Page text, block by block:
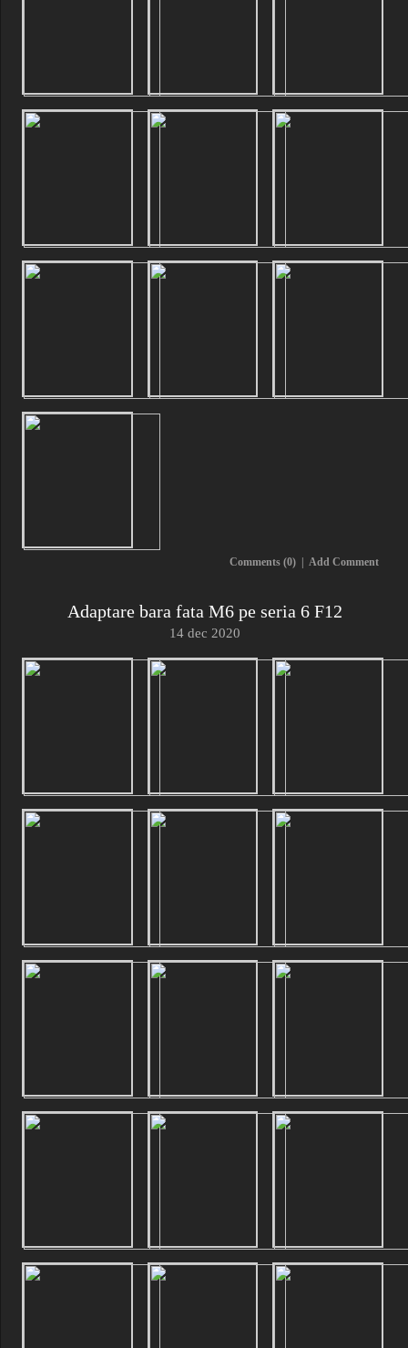
Comments (0) Add Comment
Adaptare bara fata M6 pe seria 6 F12